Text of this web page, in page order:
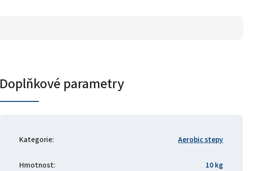
Doplňkové parametry
Kategorie: Aerobic stepy
Hmotnost: 10 kg